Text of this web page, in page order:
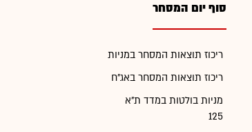
סוף יום המסחר
ריכוז תוצאות המסחר במניות
ריכוז תוצאות המסחר באג"ח
מניות בולטות במדד ת"א
125